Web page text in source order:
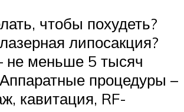
чтобы похудеть?
липосакция?
не меньше 5 тысяч
процедуры –
кавитация, RF-